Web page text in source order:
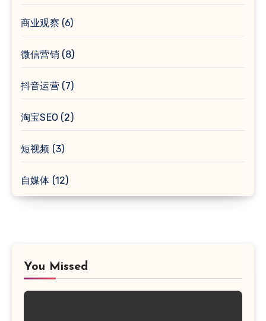
商业观察 (6)
微信营销 (8)
抖音运营(7)
淘宝SEO (2)
短视频 (3)
自媒体 (12)
You Missed